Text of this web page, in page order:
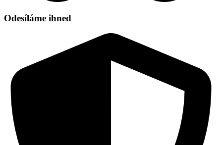
Odesíláme ihned